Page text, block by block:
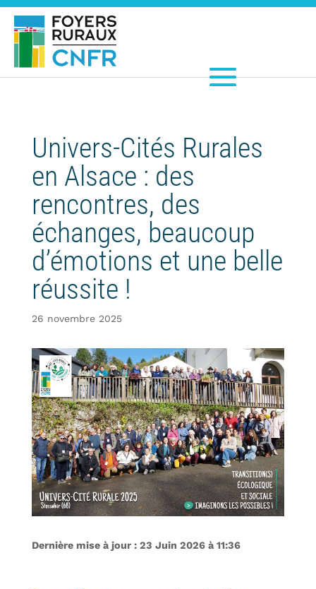
Univers-Cités Rurales
en Alsace : des
rencontres, des
échanges, beaucoup
d’émotions et une belle
réussite !
26 novembre 2025
Dernière mise à jour : 23 Juin 2026 à 11:36